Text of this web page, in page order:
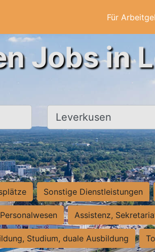
Für
Jobs in
Ort, Stadt
Sonstige Dienstleistungen
Personalwesen Assistenz,
Studium, duale Ausbildung